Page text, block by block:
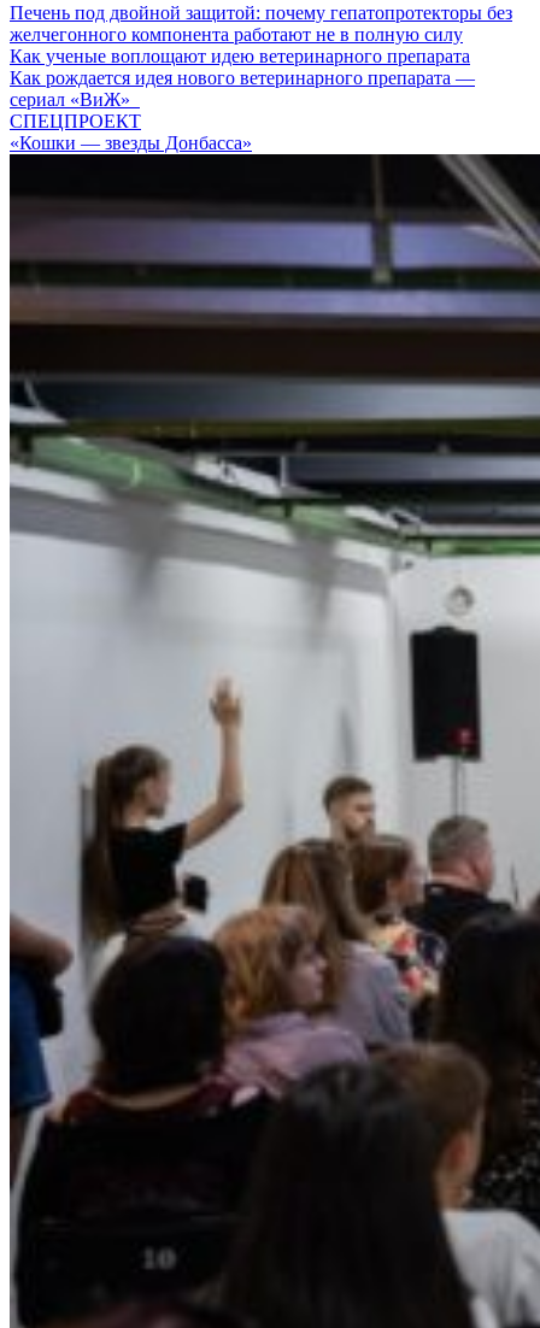
Печень под двойной защитой: почему гепатопротекторы без
желчегонного компонента работают не в полную силу
Как ученые воплощают идею ветеринарного препарата
Как рождается идея нового ветеринарного препарата —
сериал «ВиЖ»
СПЕЦПРОЕКТ
«Кошки — звезды Донбасса»